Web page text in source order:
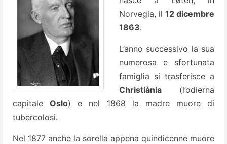
Norvegia, il 12 dicembre
1863.
L’anno successivo la sua
numerosa e sfortunata
famiglia si trasferisce a
Christiània (l’odierna
capitaleOslo) e nel 1868 la madre muore di
tubercolosi.
Nel 1877 anche la sorella appena quindicenne muore